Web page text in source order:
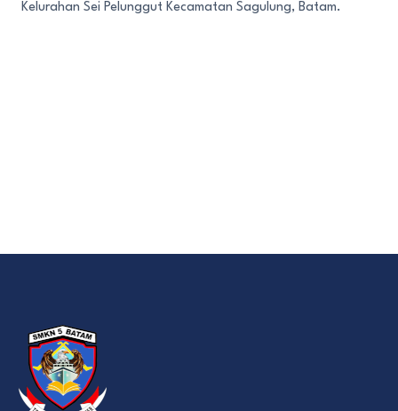
Kelurahan Sei Pelunggut Kecamatan Sagulung, Batam.